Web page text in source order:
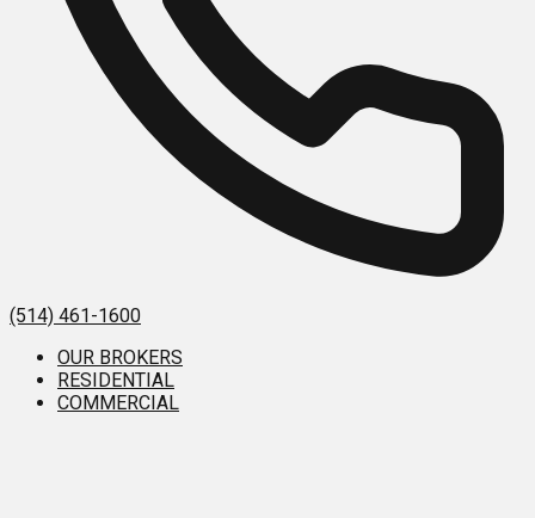
(514) 461-1600
OUR BROKERS
RESIDENTIAL
COMMERCIAL